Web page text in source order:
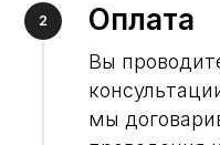
2 Оплата
Вы
мы